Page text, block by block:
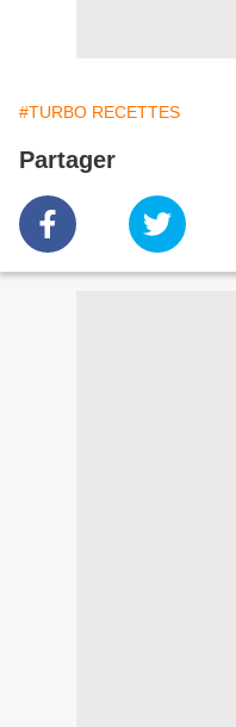
#TURBO RECETTES
Partager